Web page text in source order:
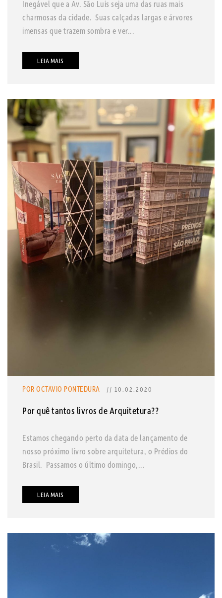
Inegável que a Av. São Luis seja uma das ruas mais
charmosas da cidade. Suas calçadas largas e árvores
imensas que trazem sombra e ver...
LEIA MAIS
POR OCTAVIO PONTEDURA // 10.02.2020
Por quê tantos livros de Arquitetura??
Estamos chegando perto da data de lançamento de
nosso próximo livro sobre arquitetura, o Prédios do
Brasil. Passamos o último domingo,...
LEIA MAIS